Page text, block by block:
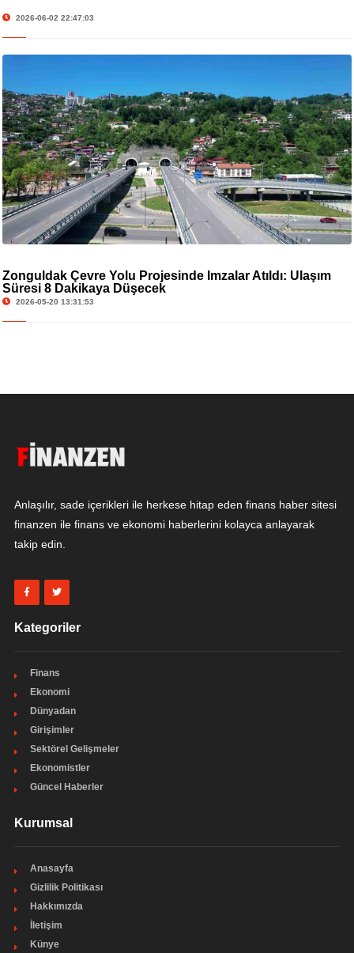
2026-06-02 22:47:03
Zonguldak Çevre Yolu Projesinde İmzalar Atıldı: Ulaşım
Süresi 8 Dakikaya Düşecek
2026-05-20 13:31:53
Anlaşılır, sade içerikleri ile herkese hitap eden finans haber sitesi
finanzen ile finans ve ekonomi haberlerini kolayca anlayarak
takip edin.
Kategoriler
Finans
Ekonomi
Dünyadan
Girişimler
Sektörel Gelişmeler
Ekonomistler
Güncel Haberler
Kurumsal
Anasayfa
Gizlilik Politikası
Hakkımızda
İletişim
Künye